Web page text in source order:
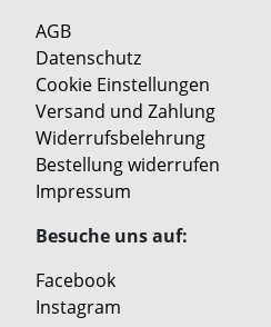
AGB
Datenschutz
Cookie Einstellungen
Versand und Zahlung
Widerrufsbelehrung
Bestellung widerrufen
Impressum
Besuche uns auf:
Facebook
Instagram